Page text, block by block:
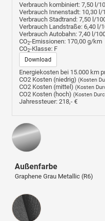
Verbrauch kombiniert: 7,50 l/
Verbrauch Innenstadt: 10,30 l/
Verbrauch Stadtrand: 7,50 l/
Verbrauch Landstraße: 6,40 l/
Verbrauch Autobahn: 7,40 l/
CO2-Emissionen: 170,00 g/km
CO2-Klasse: F
Download
Energiekosten bei 15.000 km
CO2 Kosten (niedrig) (Kosten
CO2 Kosten (mittel) (Kosten
CO2 Kosten (hoch) (Kosten
Jahressteuer: 218,- €
Außenfarbe
Graphene Grau Metallic (R6)
Innenausstattung